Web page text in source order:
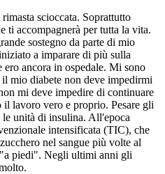
scioccata. Soprattutto
ti accompagnerà per tutta la vita.
sostegno da parte di mio
a imparare di più sulla
ancora in ospedale. Mi sono
mio diabete non deve impedirmi
mi deve impedire di continuare
lavoro vero e proprio. Pesare gli
unità di insulina. All'epoca
intensificata (TIC), che
nel sangue più volte al
piedi". Negli ultimi anni gli